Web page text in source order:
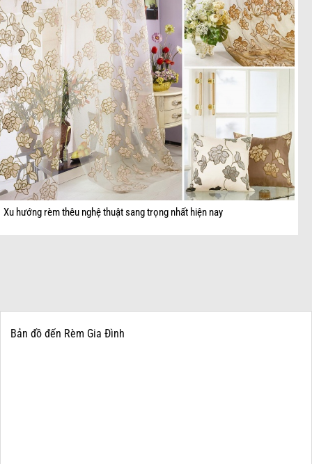
Xu hướng rèm thêu nghệ thuật sang trọng nhất hiện nay
Bản đồ đến Rèm Gia Đình